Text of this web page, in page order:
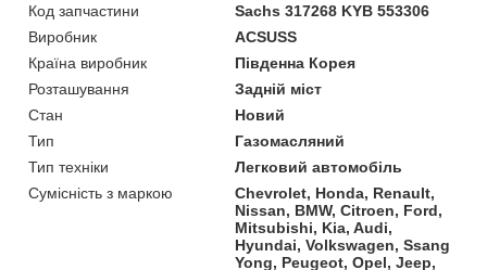
Код запчастини
Sachs 317268 KYB 553306
Виробник
ACSUSS
Країна виробник
Південна Корея
Розташування
Задній міст
Стан
Новий
Тип
Газомасляний
Тип техніки
Легковий автомобіль
Сумісність з маркою
Chevrolet, Honda, Renault,
Nissan, BMW, Citroen, Ford,
Mitsubishi, Kia, Audi,
Hyundai, Volkswagen, Ssang
Yong, Peugeot, Opel, Jeep,